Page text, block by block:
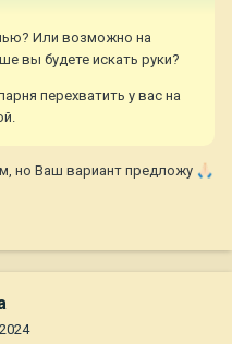
Или возможно на
вы будете искать руки?
перехватить у вас на
но Ваш вариант предложу 🙏🏻